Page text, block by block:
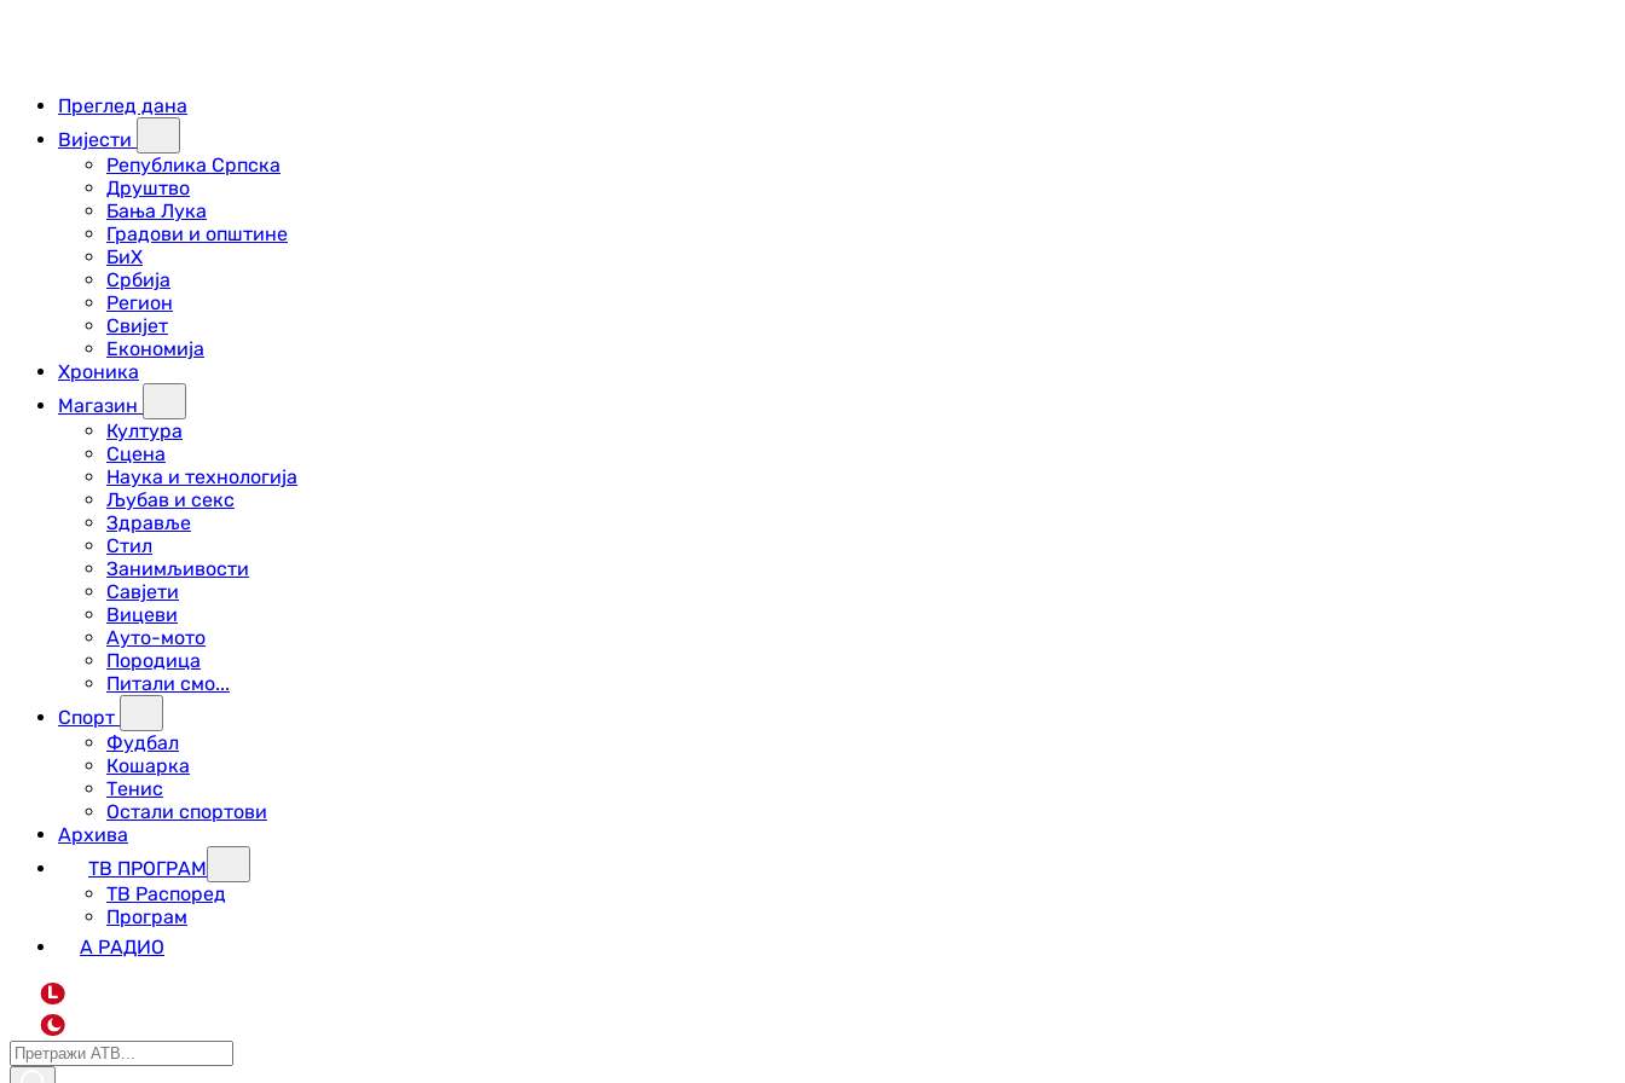
Преглед дана
Вијести
Република Српска
Друштво
Бања Лука
Градови и општине
БиХ
Србија
Регион
Свијет
Економија
Хроника
Магазин
Култура
Сцена
Наука и технологија
Љубав и секс
Здравље
Стил
Занимљивости
Савјети
Вицеви
Ауто-мото
Породица
Питали смо...
Спорт
Фудбал
Кошарка
Тенис
Остали спортови
Архива
ТВ ПРОГРАМ
ТВ Распоред
Програм
А РАДИО
L